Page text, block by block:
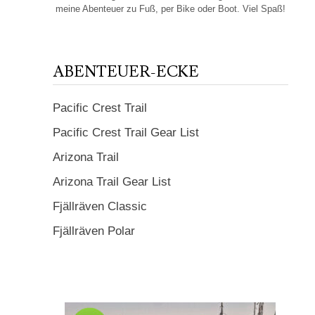
meine Abenteuer zu Fuß, per Bike oder Boot. Viel Spaß!
ABENTEUER-ECKE
Pacific Crest Trail
Pacific Crest Trail Gear List
Arizona Trail
Arizona Trail Gear List
Fjällräven Classic
Fjällräven Polar